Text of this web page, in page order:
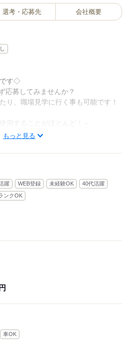
選考・応募先 会社概要
す◇
応募してみませんか？
り、職場見学に行く事も可能です！
、資材運搬やピッキング！
or日祝休みの日勤のみで選択可能で
い！
もっと見る
躍 WEB登録 未経験OK
40代活躍
ンクOK
車OK